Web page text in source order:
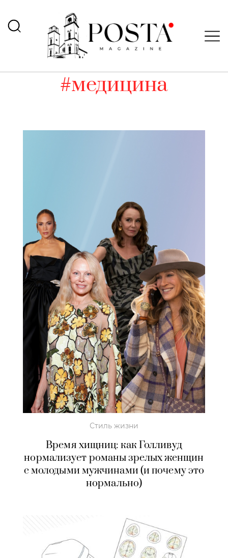
#медицина
Стиль жизни
Время хищниц: как Голливуд
нормализует романы зрелых женщин
с молодыми мужчинами (и почему это
нормально)